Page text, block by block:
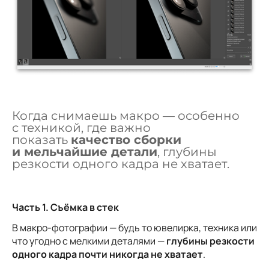
Когда снимаешь макро — особенно
с техникой, где важно
показать качество сборки
и мельчайшие детали, глубины
резкости одного кадра не хватает.
Часть 1. Съёмка в стек
В макро-фотографии — будь то ювелирка, техника или
что угодно с мелкими деталями —глубины резкости
одного кадра почти никогда не хватает.